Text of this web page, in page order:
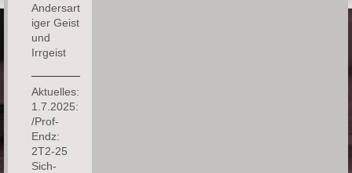
Andersart
iger Geist
und
Irrgeist
Aktuelles:
1.7.2025:
/Prof-
Endz:
2T2-25
Sich-